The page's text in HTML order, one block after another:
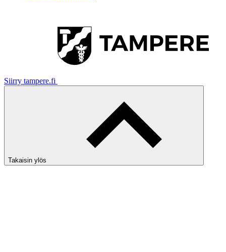
Siirry tampere.fi
Takaisin ylös